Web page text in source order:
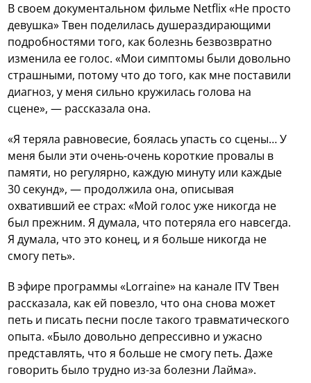
В своем документальном фильме Netflix «Не просто
девушка» Твен поделилась душераздирающими
подробностями того, как болезнь безвозвратно
изменила ее голос. «Мои симптомы были довольно
страшными, потому что до того, как мне поставили
диагноз, у меня сильно кружилась голова на
сцене», — рассказала она.
«Я теряла равновесие, боялась упасть со сцены… У
меня были эти очень-очень короткие провалы в
памяти, но регулярно, каждую минуту или каждые
30 секунд», — продолжила она, описывая
охвативший ее страх: «Мой голос уже никогда не
был прежним. Я думала, что потеряла его навсегда.
Я думала, что это конец, и я больше никогда не
смогу петь».
В эфире программы «Lorraine» на канале ITV Твен
рассказала, как ей повезло, что она снова может
петь и писать песни после такого травматического
опыта. «Было довольно депрессивно и ужасно
представлять, что я больше не смогу петь. Даже
говорить было трудно из-за болезни Лайма».